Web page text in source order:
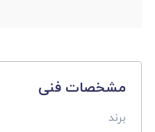
مشخصات فنی
برند